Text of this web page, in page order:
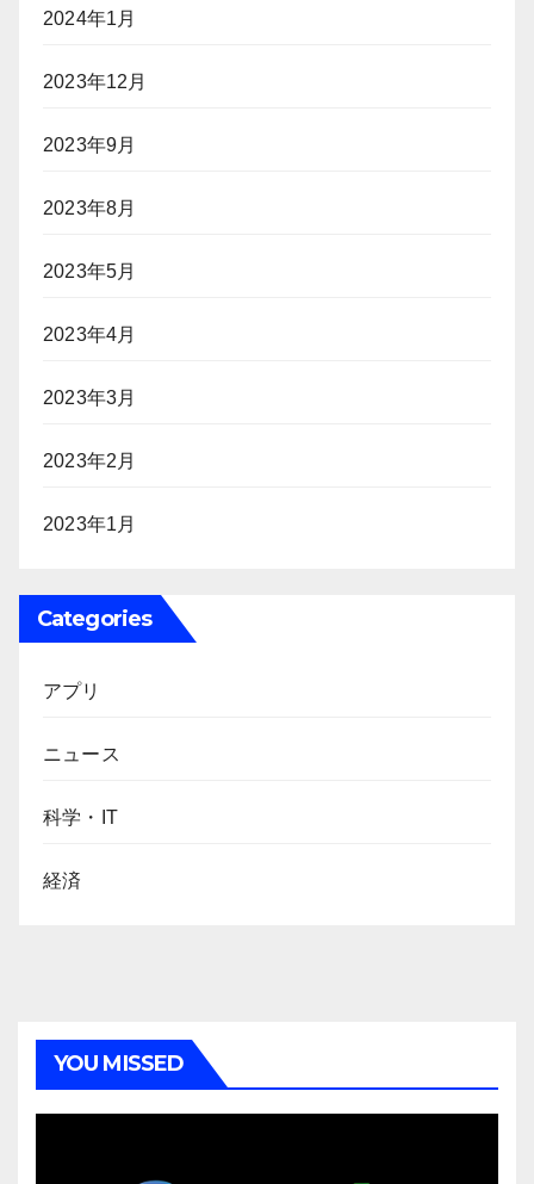
2024年1月
2023年12月
2023年9月
2023年8月
2023年5月
2023年4月
2023年3月
2023年2月
2023年1月
Categories
アプリ
ニュース
科学・IT
経済
YOU MISSED